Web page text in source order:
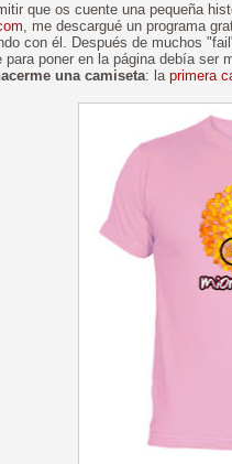
que os cuente una pequeña
, me descargué un programa
con él. Después de muchos
para poner en la página debía ser
una camiseta: la primera